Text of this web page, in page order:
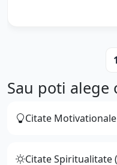
1
Sau poti alege
Citate
Citate Spiritualitate